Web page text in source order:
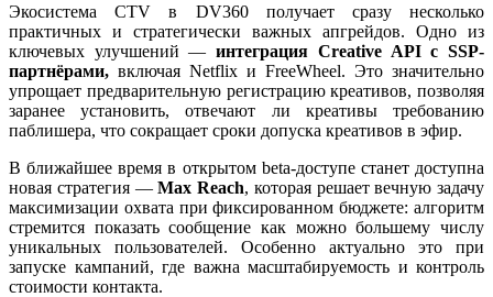
Экосистема CTV в DV360 получает сразу несколько
практичных и стратегически важных апгрейдов. Одно из
ключевых улучшений —интеграция Creative API с SSP-
партнёрами, включая Netflix и FreeWheel. Это значительно
упрощает предварительную регистрацию креативов, позволяя
заранее установить, отвечают ли креативы требованию
паблишера, что сокращает сроки допуска креативов в эфир.
В ближайшее время в открытом beta-доступе станет доступна
новая стратегия —Max Reach, которая решает вечную задачу
максимизации охвата при фиксированном бюджете: алгоритм
стремится показать сообщение как можно большему числу
уникальных пользователей. Особенно актуально это при
запуске кампаний, где важна масштабируемость и контроль
стоимости контакта.